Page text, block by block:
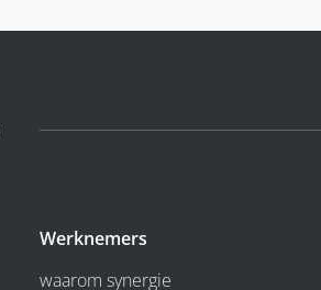
Werknemers
waarom synergie